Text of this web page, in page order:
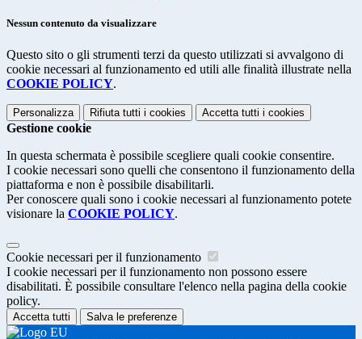
Nessun contenuto da visualizzare
Questo sito o gli strumenti terzi da questo utilizzati si avvalgono di
cookie necessari al funzionamento ed utili alle finalità illustrate nella
COOKIE POLICY.
Personalizza Rifiuta tutti i cookies Accetta tutti i cookies
Gestione cookie
In questa schermata è possibile scegliere quali cookie consentire.
I cookie necessari sono quelli che consentono il funzionamento della
piattaforma e non è possibile disabilitarli.
Per conoscere quali sono i cookie necessari al funzionamento potete
visionare la COOKIE POLICY.
Cookie necessari per il funzionamento
I cookie necessari per il funzionamento non possono essere
disabilitati. È possibile consultare l'elenco nella pagina della cookie
policy.
Accetta tutti Salva le preferenze